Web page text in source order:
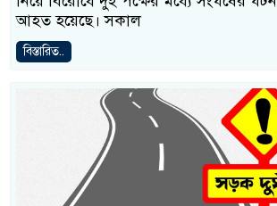
আহত হয়েছে। সকাল
বিস্তারিত..